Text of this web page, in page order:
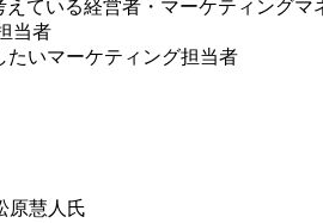
ている経営者・マーケティングマ
当者
たいマーケティング担当者
原慧人氏